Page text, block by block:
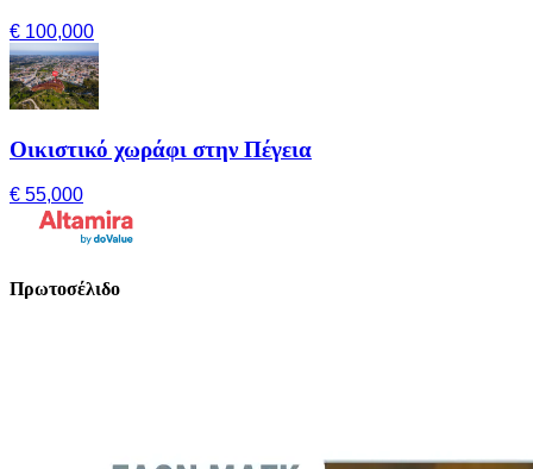
€ 100,000
Οικιστικό χωράφι στην Πέγεια
€ 55,000
Πρωτοσέλιδο